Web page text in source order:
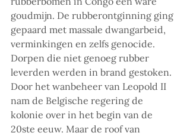
goudmijn. De rubberontginning ging
gepaard met massale dwangarbeid,
verminkingen en zelfs genocide.
Dorpen die niet genoeg rubber
leverden werden in brand gestoken.
Door het wanbeheer van Leopold II
nam de Belgische regering de
kolonie over in het begin van de
20ste eeuw. Maar de roof van